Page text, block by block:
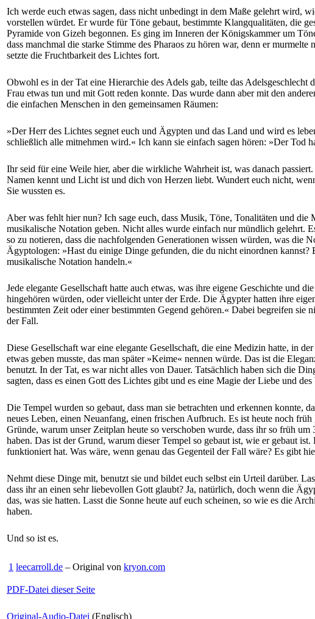
Ich werde euch etwas sagen, dass nicht unbedingt in dem Maße gelehrt wird,
vorstellen würdet. Er wurde für Töne gebaut, bestimmte Klangqualitäten, die
Pyramide von Gizeh begonnen. Es ging im Inneren der Königskammer um
dass manchmal die starke Stimme des Pharaos zu hören war, denn er
setzte die Fruchtbarkeit des Lichtes fort.
Obwohl es in der Tat eine Hierarchie des Adels gab, teilte das
Frau etwas tun und mit Gott reden konnte. Das wurde dann aber mit den
die einfachen Menschen in den gemeinsamen Räumen:
»Der Herr des Lichtes segnet euch und Ägypten und das Land und wird es
schließlich alle mitnehmen wird.« Ich kann sie einfach sagen hören: »Der Tod
Ihr seid für eine Weile hier, aber die wirkliche Wahrheit ist, was danach
Namen kennt und Licht ist und dich von Herzen liebt. Wundert euch nicht,
Sie wussten es.
Aber was fehlt hier nun? Ich sage euch, dass Musik, Töne, Tonalitäten und
musikalische Notation geben. Nicht alles wurde einfach nur mündlich gelehrt.
so zu notieren, dass die nachfolgenden Generationen wissen würden, was die
Ägyptologen: »Hast du einige Dinge gefunden, die du nicht einordnen
musikalische Notation handeln.«
Jede elegante Gesellschaft hatte auch etwas, was ihre eigene Geschichte und
hingehören würden, oder vielleicht unter der Erde. Die Ägypter hatten ihre
bestimmten Zeit oder einer bestimmten Gegend gehören.« Dabei begreifen
der Fall.
Diese Gesellschaft war eine elegante Gesellschaft, die eine Medizin hatte, in
etwas geben musste, das man später »Keime« nennen würde. Das ist die
benutzt. In der Tat, es war nicht alles von Dauer. Tatsächlich haben sich die
sagten, dass es einen Gott des Lichtes gibt und es eine Magie der Liebe und
Die Tempel wurden so gebaut, dass man sie betrachten und erkennen konnte,
neues Leben, einen Neuanfang, einen frischen Aufbruch. Es ist heute noch
Gründe, warum unser Zeitplan heute so verschoben wurde, dass ihr so früh
haben. Das ist der Grund, warum dieser Tempel so gebaut ist, wie er gebaut
funktioniert hat. Was wäre, wenn genau das Gegenteil der Fall wäre? Es gibt
Nehmt diese Dinge mit, benutzt sie und bildet euch selbst ein Urteil darüber.
dass ihr an einen sehr liebevollen Gott glaubt? Ja, natürlich, doch wenn die
das, was sie hatten. Lasst die Sonne heute auf euch scheinen, so wie es die
haben.
Und so ist es.
1 leecarroll.de – Original von kryon.com
PDF-Datei dieser Seite
Original-Audio-Datei (Englisch)